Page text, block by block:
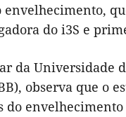
do i3S e
da Universidade
observa que o